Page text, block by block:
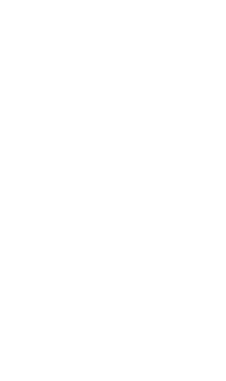
To važi i za listu
"Chickenhare and the